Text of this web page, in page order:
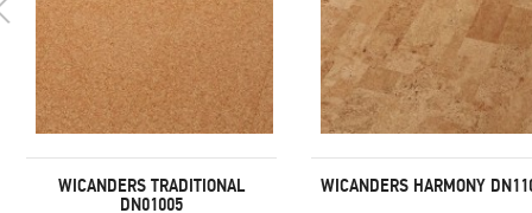
WICANDERS TRADITIONAL
DN01005
WICANDERS HARMONY